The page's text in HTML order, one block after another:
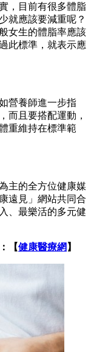
，目前有很多體脂
就應該要減重呢？
女生的體脂率應該
此標準，就表示應
營養師進一步指
而且要搭配運動，
重維持在標準範
主的全方位健康媒
遠見」網站共同合
、最樂活的多元健
【健康醫療網 】